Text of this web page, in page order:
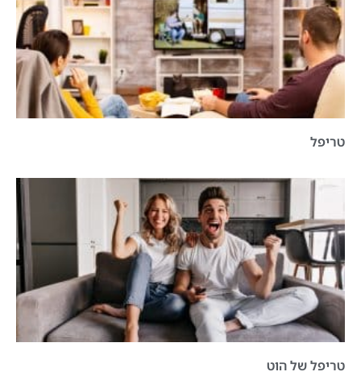
טריפל
טריפל של הוט